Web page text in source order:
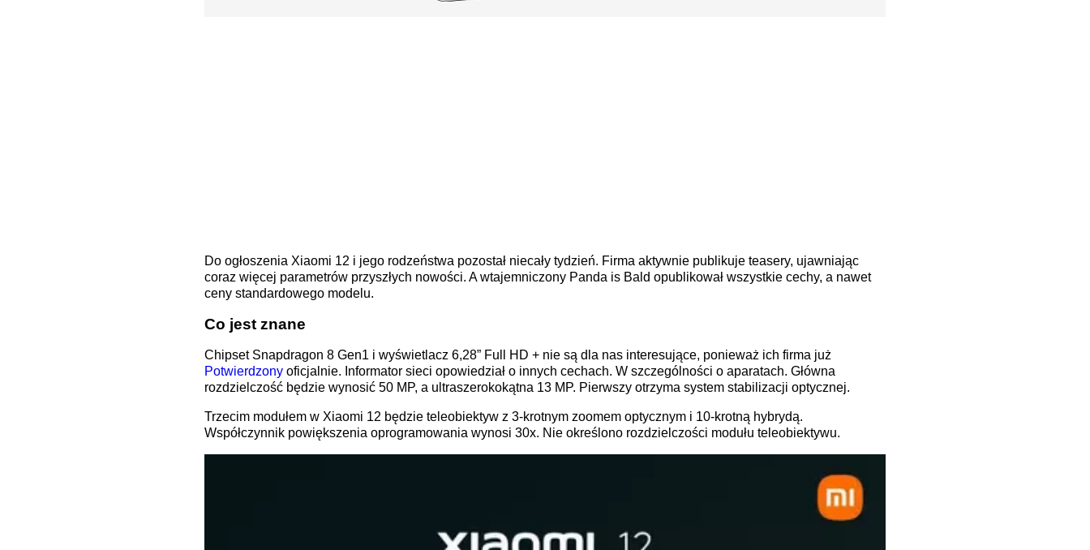
Do ogłoszenia Xiaomi 12 i jego rodzeństwa pozostał niecały tydzień. Firma aktywnie publikuje teasery, ujawniając
coraz więcej parametrów przyszłych nowości. A wtajemniczony Panda is Bald opublikował wszystkie cechy, a nawet
ceny standardowego modelu.
Co jest znane
Chipset Snapdragon 8 Gen1 i wyświetlacz 6,28” Full HD + nie są dla nas interesujące, ponieważ ich firma już
Potwierdzony oficjalnie. Informator sieci opowiedział o innych cechach. W szczególności o aparatach. Główna
rozdzielczość będzie wynosić 50 MP, a ultraszerokokątna 13 MP. Pierwszy otrzyma system stabilizacji optycznej.
Trzecim modułem w Xiaomi 12 będzie teleobiektyw z 3-krotnym zoomem optycznym i 10-krotną hybrydą.
Współczynnik powiększenia oprogramowania wynosi 30x. Nie określono rozdzielczości modułu teleobiektywu.